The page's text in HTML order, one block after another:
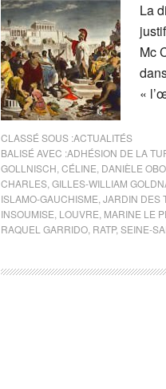
La
Mc
«
CLASSÉ SOUS :ACTUALITÉS
BALISÉ AVEC :ADHÉSION DE LA
GOLLNISCH CÉLINE DANIÈLE
CHARLES GILLES-WILLIAM
ISLAMO-GAUCHISME JARDIN DES
INSOUMISE LOUVRE MARINE LE
RAQUEL GARRIDO RATP, SEINE-